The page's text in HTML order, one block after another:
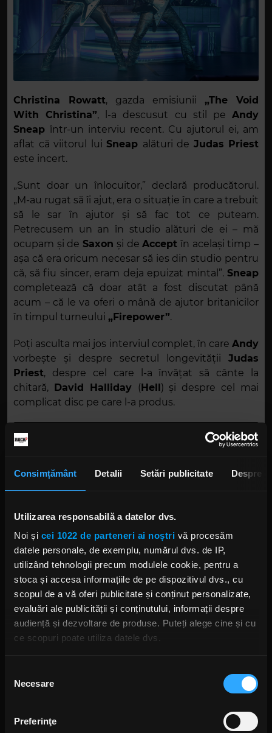
Consimțământ Detalii Setări publicitate Despre
Utilizarea responsabilă a datelor dvs.
Noi și cei 1022 de parteneri ai noștri vă procesăm
datele personale, de exemplu, numărul dvs. de IP,
utilizând tehnologii precum modulele cookie, pentru a
stoca și accesa informațiile de pe dispozitivul dvs., cu
scopul de a vă oferi publicitate și conținut personalizate,
evaluări ale publicității și conținutului, informații despre
audiență și dezvoltare de produse. Puteți alege cine și cu
ce scopuri poate utiliza datele dvs.
Să colectăm informațiile cu privire la locația dvs.
Să vă identificăm dispozitivul scanândul-l în mod
activ după caracteristici specifice (amprentare)
consimțământului
Necesare
Preferinţe
Christina Rowatt, gazda emisiunii „The Void
With Christina”, l-a descusut cu stil peAndy
Sneap într-un interviu recent. Cu ajutorul ei, am
aflat că viitorul lui Sneap alături de Judas Priest
este incert.
„Sunt doar un înlocuitor,” declară producătorul.
„M-au rugat să îi ajut, era o situație în care a trebuit
să le sar în ajutor și să fac tot ce puteam.
Petrecusem un an în studio alături de ei – mă
ocupam și de Saxon și deAccept în același timp –
așa că era oricum necesar să ies din studio pentru
că, să fiu sincer, eram deja epuizat mintal”. Sneap
completează că doar atât a fost discutat până
acum – că le va oferi o mână de ajutor britanicilor
în timpul turneului „Firepower”.
Poți asculta mai jos interviul complet, în care Andy
vorbește și despre secretul longevității Judas
Priest, despre cel care l-a învățat să cânte la
chitară,
David Halliday ( Hell ) și despre cel mai
complicat disc pe care l-a produs.
Foto: Guliver/Getty Images
FIREPOWER JUDAS PRIEST ANDY SNEAP
ROB HALFORD JUDAS PRIEST
Green Day a lansat un canal